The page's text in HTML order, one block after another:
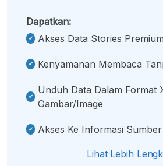
Dapatkan:
Akses Data Stories Premium
Kenyamanan Membaca
Unduh Data Dalam Format
Gambar/image
Akses Ke Informasi
Lihat Lebih